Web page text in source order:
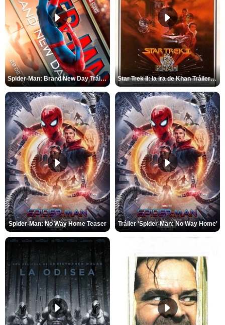
Spider-Man: Brand New Day Tráiler (3) Star Trek II: la ira de Khan Tráiler VO
Spider-Man: No Way Home Teaser Tráiler 'Spider-Man: No Way Home'